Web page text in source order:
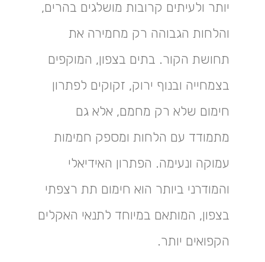
יותר ולעיתים קרובות מושלגים בהרים,
והלחות הגבוהה רק מחמירה את
תחושת הקור. בתים בצפון, המוקפים
בצמחייה ובנוף ירוק, זקוקים לפתרון
חימום שלא רק מחמם, אלא גם
מתמודד עם הלחות ומספק חמימות
עמוקה ונעימה. הפתרון האידיאלי
והמודרני ביותר הוא חימום תת רצפתי
בצפון, המותאם במיוחד לתנאי האקלים
הקפואים יותר.